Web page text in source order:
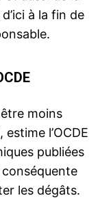
à la fin de
moins
l’OCDE
publiées
les dégâts.